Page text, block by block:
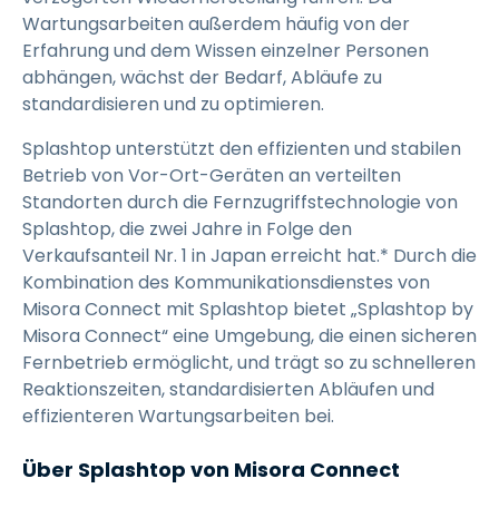
Wartungsarbeiten außerdem häufig von der
Erfahrung und dem Wissen einzelner Personen
abhängen, wächst der Bedarf, Abläufe zu
standardisieren und zu optimieren.
Splashtop unterstützt den effizienten und stabilen
Betrieb von Vor-Ort-Geräten an verteilten
Standorten durch die Fernzugriffstechnologie von
Splashtop, die zwei Jahre in Folge den
Verkaufsanteil Nr. 1 in Japan erreicht hat.* Durch die
Kombination des Kommunikationsdienstes von
Misora Connect mit Splashtop bietet „Splashtop by
Misora Connect“ eine Umgebung, die einen sicheren
Fernbetrieb ermöglicht, und trägt so zu schnelleren
Reaktionszeiten, standardisierten Abläufen und
effizienteren Wartungsarbeiten bei.
Über Splashtop von Misora Connect